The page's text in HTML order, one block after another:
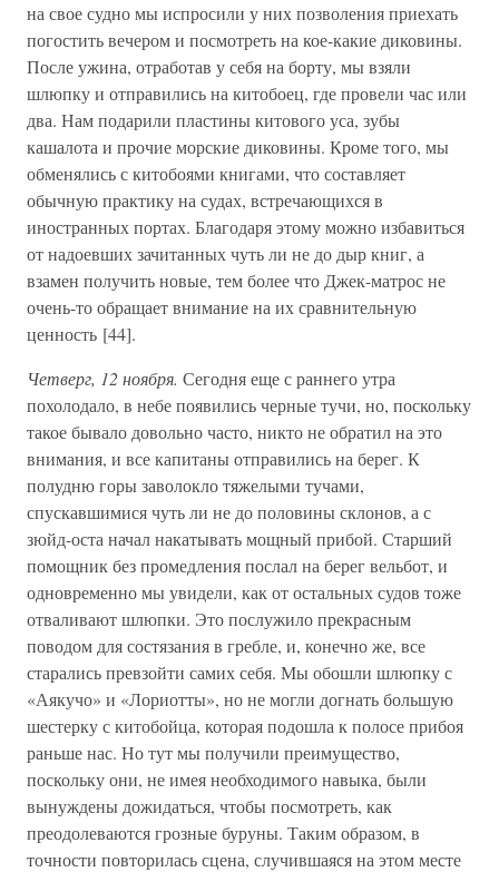
на свое судно мы испросили у них позволения приехать
погостить вечером и посмотреть на кое-какие диковины.
После ужина, отработав у себя на борту, мы взяли
шлюпку и отправились на китобоец, где провели час или
два. Нам подарили пластины китового уса, зубы
кашалота и прочие морские диковины. Кроме того, мы
обменялись с китобоями книгами, что составляет
обычную практику на судах, встречающихся в
иностранных портах. Благодаря этому можно избавиться
от надоевших зачитанных чуть ли не до дыр книг, а
взамен получить новые, тем более что Джек-матрос не
очень-то обращает внимание на их сравнительную
ценность [44].
Четверг, 12 ноября. Сегодня еще с раннего утра
похолодало, в небе появились черные тучи, но, поскольку
такое бывало довольно часто, никто не обратил на это
внимания, и все капитаны отправились на берег. К
полудню горы заволокло тяжелыми тучами,
спускавшимися чуть ли не до половины склонов, а с
зюйд-оста начал накатывать мощный прибой. Старший
помощник без промедления послал на берег вельбот, и
одновременно мы увидели, как от остальных судов тоже
отваливают шлюпки. Это послужило прекрасным
поводом для состязания в гребле, и, конечно же, все
старались превзойти самих себя. Мы обошли шлюпку с
«Аякучо» и «Лориотты», но не могли догнать большую
шестерку с китобойца, которая подошла к полосе прибоя
раньше нас. Но тут мы получили преимущество,
поскольку они, не имея необходимого навыка, были
вынуждены дожидаться, чтобы посмотреть, как
преодолеваются грозные буруны. Таким образом, в
точности повторилась сцена, случившаяся на этом месте